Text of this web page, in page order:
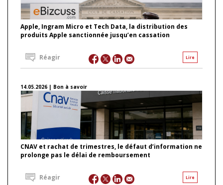
Apple, Ingram Micro et Tech Data, la distribution des
produits Apple sanctionnée jusqu’en cassation
Lire
Réagir
14.05.2026 | Bon à savoir
CNAV et rachat de trimestres, le défaut d’information ne
prolonge pas le délai de remboursement
Lire
Réagir